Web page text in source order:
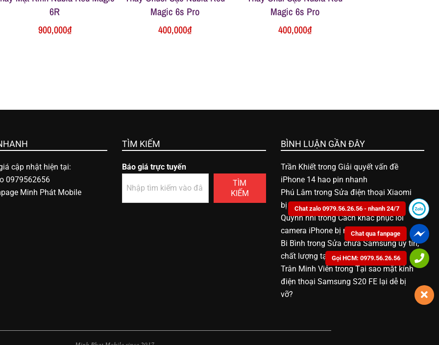
6R
900,000₫
Magic 6s Pro
400,000₫
Magic 6s Pro
400,000₫
cập nhật hiện tại:
0979562656
Minh Phát Mobile
TÌM KIẾM
Báo giá trực tuyến
TÌM
KIẾM
BÌNH LUẬN GẦN ĐÂY
Trần Khiếttrong Giải quyết vấn đề
iPhone 14 hao pin nhanh
Phú Lâm trong Sửa điện thoại Xiaomi
bị vô nước bao nhiêu tiền
Quỳnh nhitrongCách khắc phục lỗi
camera iPhone bị mờ
Bi Bình trong Sửa chữa Samsung uy tín,
chất lượng tại Bạc Liêu
Trân Minh ViêntrongTại sao mặt kính
điện thoại Samsung S20 FE lại dễ bị
vỡ?
Chat zalo 0979.56.26.56 - nhanh 24/7
Chat qua fanpage
Gọi HCM: 0979.56.26.56